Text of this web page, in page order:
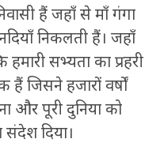
हैं जहाँ से माँ गंगा
निकलती हैं। जहाँ
सभ्यता का प्रहरी
जिसने हजारों वर्षों
और पूरी दुनिया को
दिया।